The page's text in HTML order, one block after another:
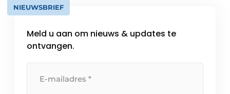
NIEUWSBRIEF
Meld u aan om nieuws & updates te
ontvangen.